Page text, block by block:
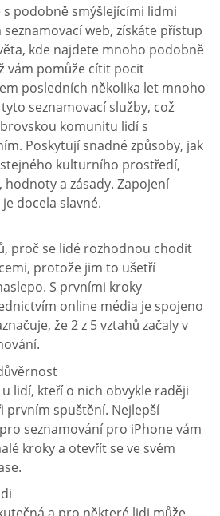
s podobně smýšlejícími lidmi
web, získáte přístup
kde najdete mnoho podobně
vám pomůže cítit pocit
posledních několika let mnoho
seznamovací služby, což
komunitu lidí s
Poskytují snadné způsoby, jak
kulturního prostředí,
a zásady. Zapojení
docela slavné.
proč se lidé rozhodnou chodit
protože jim to ušetří
S prvními kroky
online média je spojeno
že 2 z 5 vztahů začaly v
lidí, kteří o nich obvykle raději
prvním spuštění. Nejlepší
seznamování pro iPhone vám
kroky a otevřít se ve svém